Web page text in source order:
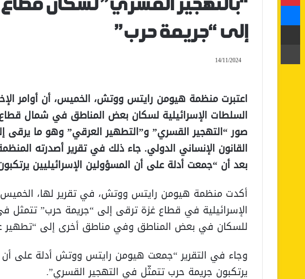
“بالتهجير القسري” لسكان
إلى “جريمة حرب”
14/11/2024
اعتبرت منظمة هيومن رايتس ووتش، الخميس، أن أوامر
السلطات الإسرائيلية لسكان بعض المناطق في شمال
صور “التهجير القسري” و”التطهير العرقي” وهو ما
القانون الإنساني الدولي. جاء ذلك في تقرير أصدرته
بعد أن “جمعت أدلة على أن المسؤولين الإسرائيليين
أكدت منظمة هيومن رايتس ووتش، في تقرير لها، الخميس،
الإسرائيلية في قطاع غزة ترقى إلى “جريمة حرب”
للسكان في بعض المناطق وفي مناطق أخرى إلى “تطهير
وجاء في التقرير “جمعت هيومن رايتس ووتش أدلة على أن
يرتكبون جريمة حرب تتمثّل في التهجير القسري”.